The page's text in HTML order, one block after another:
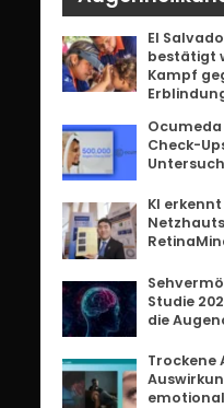
El
bestätigt
Kampf
Check-
KI
Studie
die
Trockene